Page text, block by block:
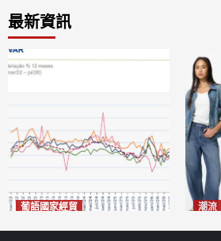
最新資訊
葡語國家經貿 潮流